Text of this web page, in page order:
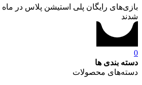
شدند
0
دسته بندی ها
دسته‌های محصولات